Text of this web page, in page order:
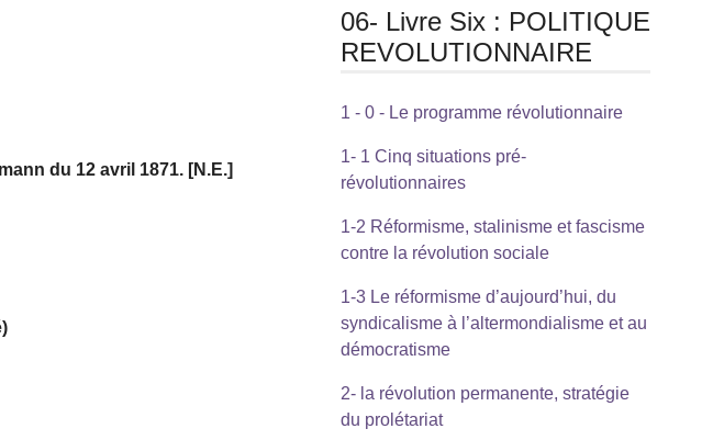
du 12 avril 1871. [N.E.]
06- Livre Six : POLITIQUE
REVOLUTIONNAIRE
1 - 0 - Le programme révolutionnaire
1- 1 Cinq situations pré-
révolutionnaires
1-2 Réformisme, stalinisme et fascisme
contre la révolution sociale
1-3 Le réformisme d’aujourd’hui, du
syndicalisme à l’altermondialisme et au
démocratisme
2- la révolution permanente, stratégie
du prolétariat